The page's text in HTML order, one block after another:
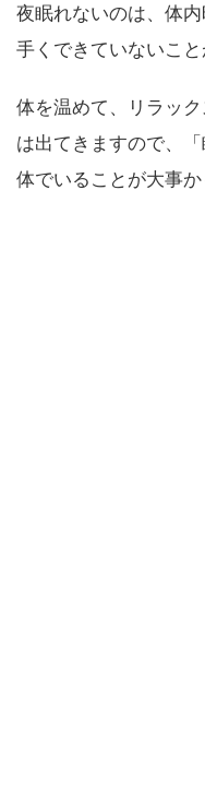
夜眠れないのは、体
手くできていないこと
体を温めて、リラッ
は出てきますので、
体でいることが大事か